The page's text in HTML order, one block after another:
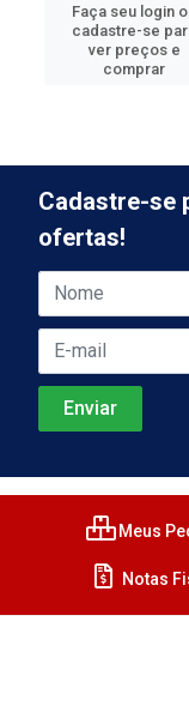
Faça seu login
cadastre-se
ver preços e
comprar
Cadastre-se
ofertas!
Meus
Notas